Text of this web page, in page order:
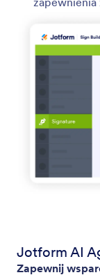
Jotform AI
Zapewnij